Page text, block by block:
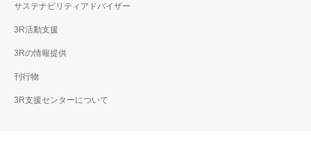
サステナビリティアドバイザー
3R活動支援
3Rの情報提供
刊行物
3R支援センターについて